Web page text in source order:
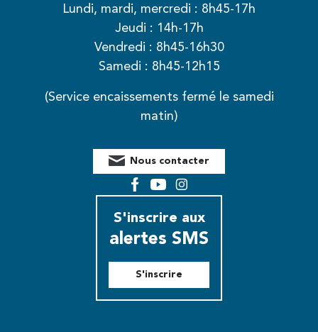
Lundi, mardi, mercredi : 8h45-17h
Jeudi : 14h-17h
Vendredi : 8h45-16h30
Samedi : 8h45-12h15
(Service encaissements fermé le samedi
matin)
Nous contacter
FacebookYouTubeInstagram
S'inscrire aux
alertes SMS
S'inscrire